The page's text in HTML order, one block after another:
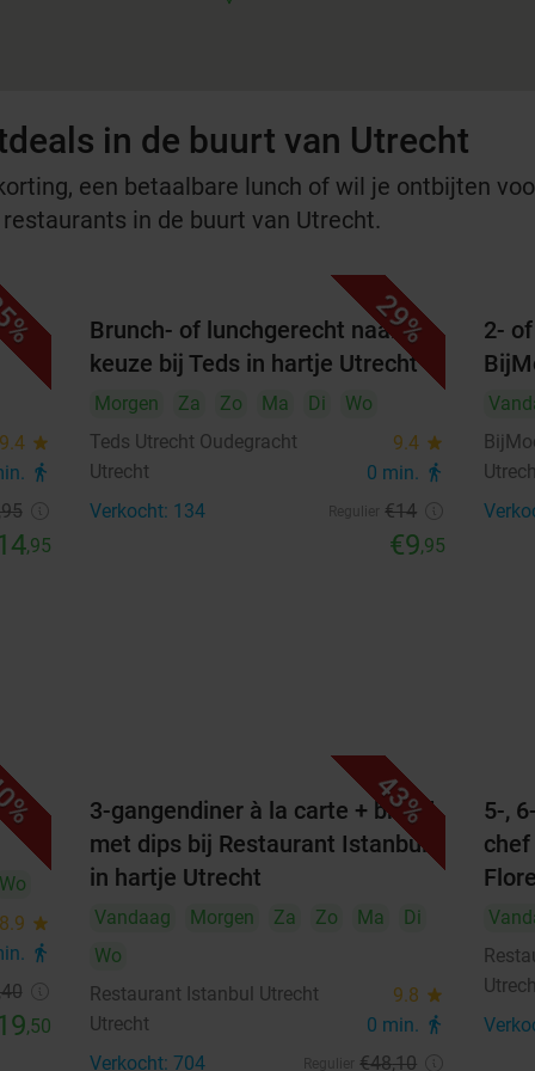
in de buurt van Utrecht
een betaalbare lunch of wil je ontbijten
in de buurt van Utrecht.
9.4 star
directions_walk
,95
29%
Brunch- of lunchgerecht naar
keuze bij Teds in hartje Utrecht
Morgen Za Zo Ma Di
Wo
Teds Utrecht Oudegracht
9.4 star
Utrecht 0 min. directions_walk
Verkocht: 134 €14
€9,95
2-
Wo
8.9 star
directions_walk
,50
43%
3-gangendiner à la carte + brood
met dips bij Restaurant Istanbul
in hartje Utrecht
Vandaag Morgen Za Zo Ma
Di
Wo
Restaurant Istanbul Utrecht
9.8 star
Utrecht 0 min. directions_walk
Verkocht: 704 €48,10
5-,